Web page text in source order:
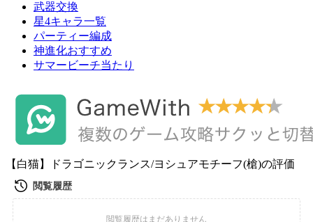
武器交換
星4キャラ一覧
パーティー編成
神進化おすすめ
サマービーチ当たり
【白猫】ドラゴニックランス/ヨシュアモチーフ(槍)の評価